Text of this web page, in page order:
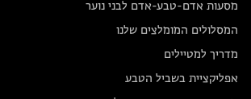
מסעות אדם-טבע-אדם לבני נוער
המסלולים המומלצים שלנו
מדריך למטיילים
אפליקציית בשביל הטבע